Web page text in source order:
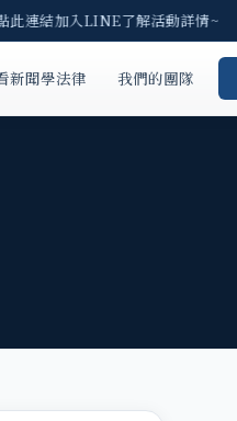
結加入LINE了解活動詳情~
新聞學法律 我們的團隊